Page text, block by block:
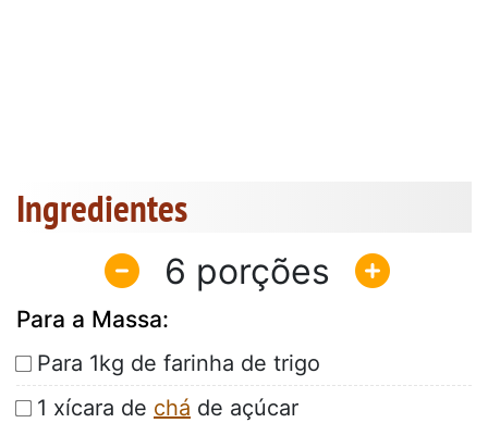
Ingredientes
6
Para a Massa:
Para 1kg de farinha de trigo
1 xícara de chá de açúcar